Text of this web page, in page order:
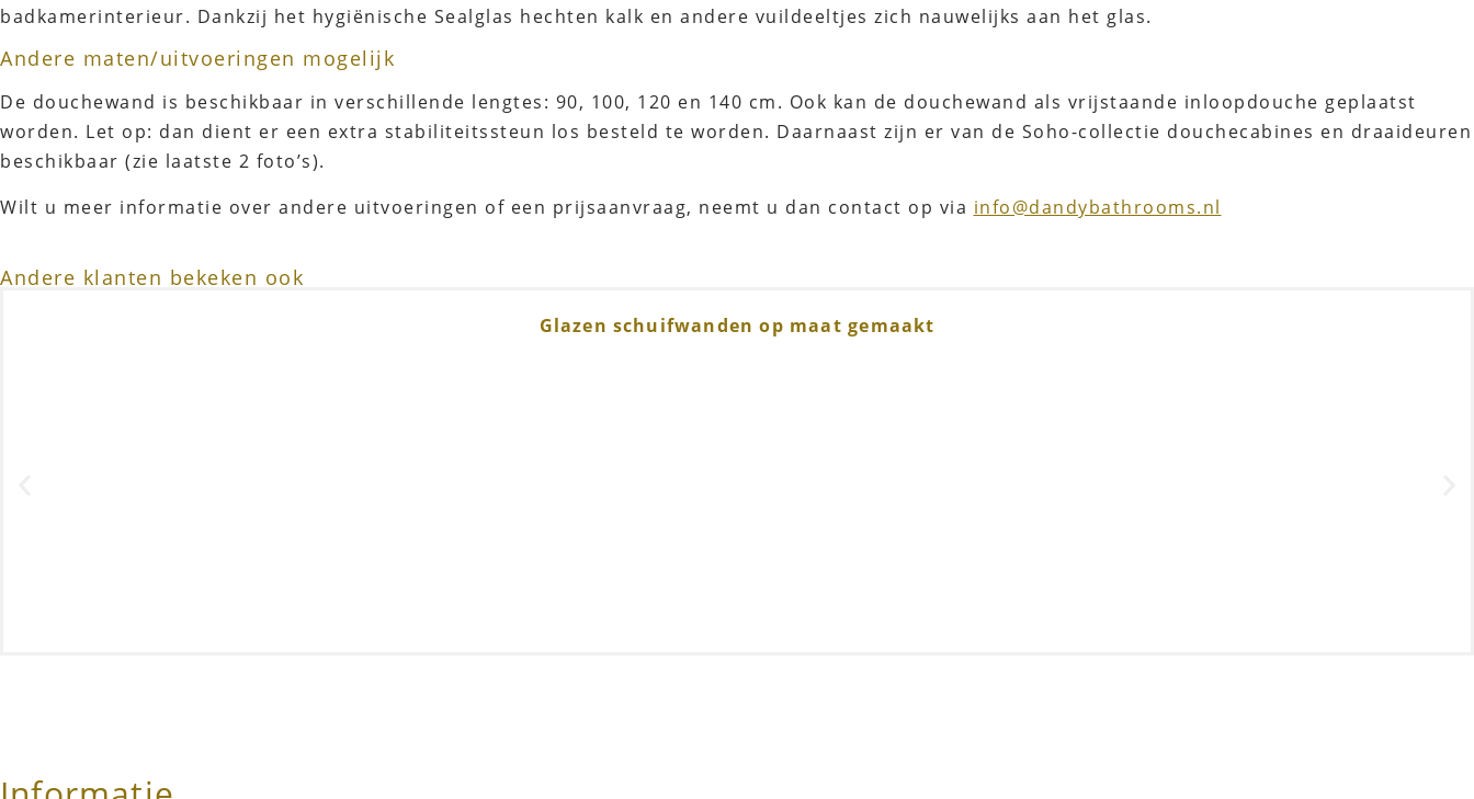
badkamerinterieur. Dankzij het hygiënische Sealglas hechten kalk en andere vuildeeltjes zich nauwelijks aan het glas.
Andere maten/uitvoeringen mogelijk
De douchewand is beschikbaar in verschillende lengtes: 90, 100, 120 en 140 cm. Ook kan de douchewand als vrijstaande inloopdouche geplaatst
worden. Let op: dan dient er een extra stabiliteitssteun los besteld te worden. Daarnaast zijn er van de Soho-collectie douchecabines en draaideuren
beschikbaar (zie laatste 2 foto’s).
Wilt u meer informatie over andere uitvoeringen of een prijsaanvraag, neemt u dan contact op via info@dandybathrooms.nl
Andere klanten bekeken ook
Glazen schuifwanden op maat gemaakt